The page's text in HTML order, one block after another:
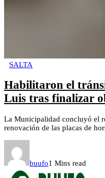
SALTA
Habilitaron el
Luis tras finalizar
La Municipalidad concluyó el
renovación de las placas de
buufo1 Mins read